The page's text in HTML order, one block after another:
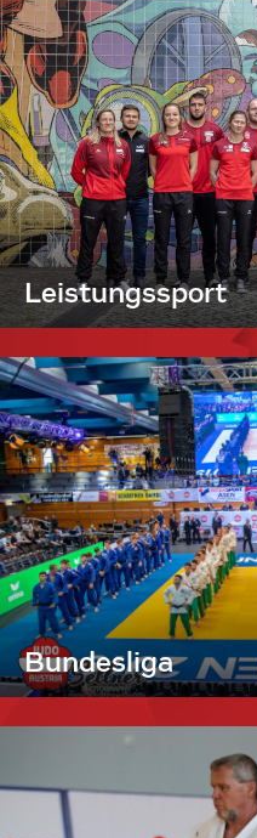
Leistungssport
Bundesliga